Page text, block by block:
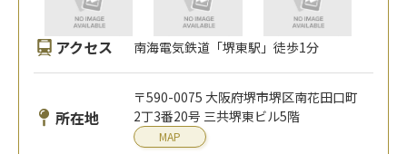
アクセス 南海電気鉄道「堺東駅」徒歩1分
所在地
〒590-0075 大阪府堺市堺区南花田口町
2丁3番20号 三共堺東ビル5階
MAP